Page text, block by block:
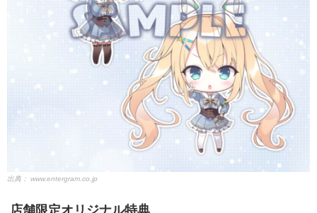
出典： www.entergram.co.jp